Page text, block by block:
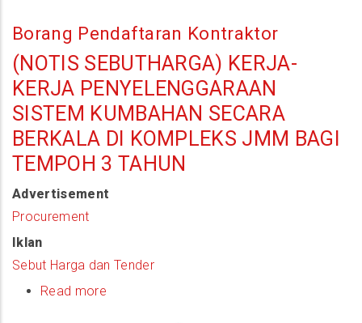
Borang Pendaftaran Kontraktor
(NOTIS SEBUTHARGA) KERJA-
KERJA PENYELENGGARAAN
SISTEM KUMBAHAN SECARA
BERKALA DI KOMPLEKS JMM BAGI
TEMPOH 3 TAHUN
Advertisement
Procurement
Iklan
Sebut Harga dan Tender
Read more